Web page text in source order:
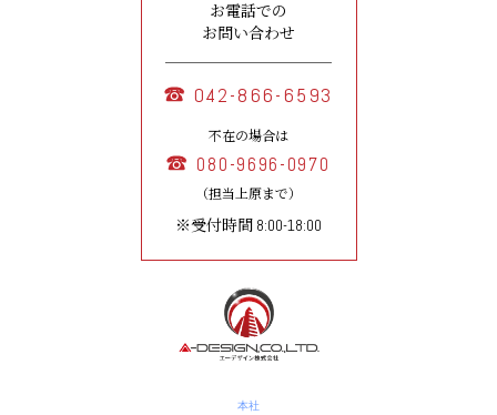
お電話での
お問い合わせ
042-866-6593
不在の場合は
080-9696-0970
（担当上原まで）
※受付時間 8:00-18:00
本社